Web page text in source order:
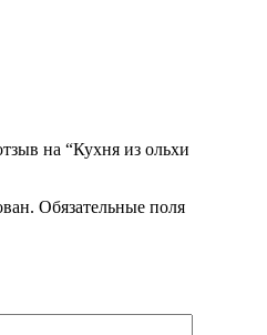
на “Кухня из ольхи
Обязательные поля